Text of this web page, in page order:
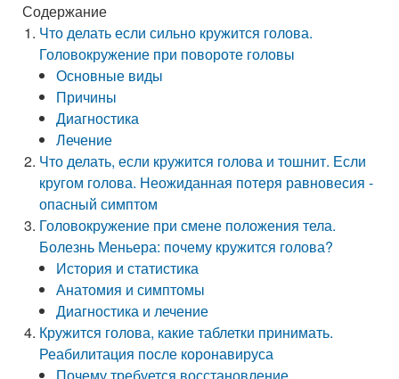
Содержание
Что делать если сильно кружится голова.
Головокружение при повороте головы
Основные виды
Причины
Диагностика
Лечение
Что делать, если кружится голова и тошнит. Если
кругом голова. Неожиданная потеря равновесия -
опасный симптом
Головокружение при смене положения тела.
Болезнь Меньера: почему кружится голова?
История и статистика
Анатомия и симптомы
Диагностика и лечение
Кружится голова, какие таблетки принимать.
Реабилитация после коронавируса